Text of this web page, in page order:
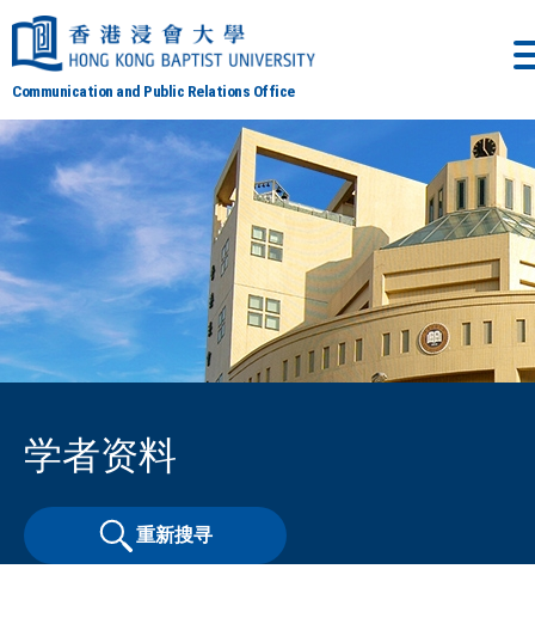
Communication and Public Relations Office
学者资料
重新搜寻